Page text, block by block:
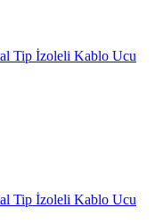
Tip İzoleli Kablo Ucu
Tip İzoleli Kablo Ucu